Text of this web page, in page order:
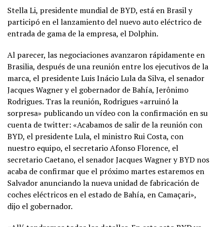
Stella Li, presidente mundial de BYD, está en Brasil y
participó en el lanzamiento del nuevo auto eléctrico de
entrada de gama de la empresa, el Dolphin.
Al parecer, las negociaciones avanzaron rápidamente en
Brasilia, después de una reunión entre los ejecutivos de la
marca, el presidente Luis Inácio Lula da Silva, el senador
Jacques Wagner y el gobernador de Bahía, Jerônimo
Rodrigues. Tras la reunión, Rodrigues «arruinó la
sorpresa» publicando un vídeo con la confirmación en su
cuenta de twitter: «Acabamos de salir de la reunión con
BYD, el presidente Lula, el ministro Rui Costa, con
nuestro equipo, el secretario Afonso Florence, el
secretario Caetano, el senador Jacques Wagner y BYD nos
acaba de confirmar que el próximo martes estaremos en
Salvador anunciando la nueva unidad de fabricación de
coches eléctricos en el estado de Bahía, en Camaçari»,
dijo el gobernador.